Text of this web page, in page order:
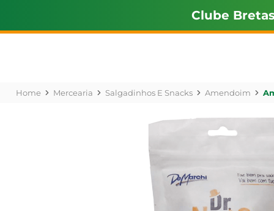
Clube Bretas
Mercearia Salgadinhos E Snacks Amendoim